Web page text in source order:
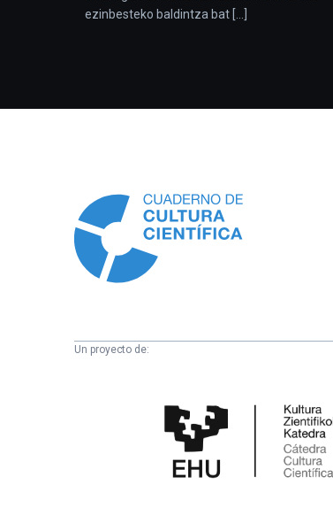
ezinbesteko baldintza bat [...]
Un proyecto de:
Científica